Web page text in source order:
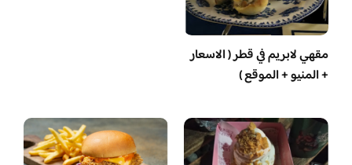
مقهي لابريم في قطر ( الاسعار
+ المنيو + الموقع )